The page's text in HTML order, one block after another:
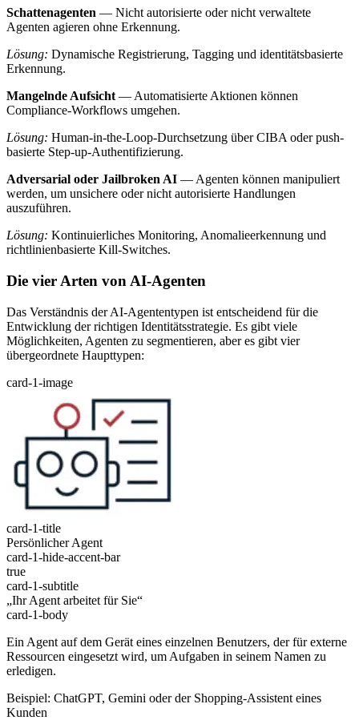
Schattenagenten — Nicht autorisierte oder nicht verwaltete
Agenten agieren ohne Erkennung.
Lösung: Dynamische Registrierung, Tagging und identitätsbasierte
Erkennung.
Mangelnde Aufsicht — Automatisierte Aktionen können
Compliance-Workflows umgehen.
Lösung: Human-in-the-Loop-Durchsetzung über CIBA oder push-
basierte Step-up-Authentifizierung.
Adversarial oder Jailbroken AI — Agenten können manipuliert
werden, um unsichere oder nicht autorisierte Handlungen
auszuführen.
Lösung: Kontinuierliches Monitoring, Anomalieerkennung und
richtlinienbasierte Kill-Switches.
Die vier Arten von AI-Agenten
Das Verständnis der AI-Agententypen ist entscheidend für die
Entwicklung der richtigen Identitätsstrategie. Es gibt viele
Möglichkeiten, Agenten zu segmentieren, aber es gibt vier
übergeordnete Haupttypen:
card-1-image
card-1-title
Persönlicher Agent
card-1-hide-accent-bar
true
card-1-subtitle
„Ihr Agent arbeitet für Sie“
card-1-body
Ein Agent auf dem Gerät eines einzelnen Benutzers, der für externe
Ressourcen eingesetzt wird, um Aufgaben in seinem Namen zu
erledigen.
Beispiel: ChatGPT, Gemini oder der Shopping-Assistent eines
Kunden